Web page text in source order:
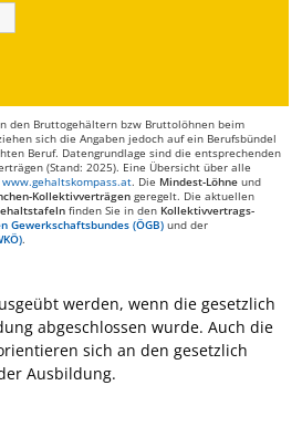
den Bruttogehältern bzw Bruttolöhnen beim
sich die Angaben jedoch auf ein Berufsbündel
Beruf. Datengrundlage sind die entsprechenden
(Stand: 2025). Eine Übersicht über alle
www.gehaltskompass.at. Die Mindest-Löhne und
Kollektivverträgen geregelt. Die aktuellen
finden Sie in den Kollektivvertrags-
Gewerkschaftsbundes (ÖGB) und der
.
werden, wenn die gesetzlich
abgeschlossen wurde. Auch die
sich an den gesetzlich
Ausbildung.